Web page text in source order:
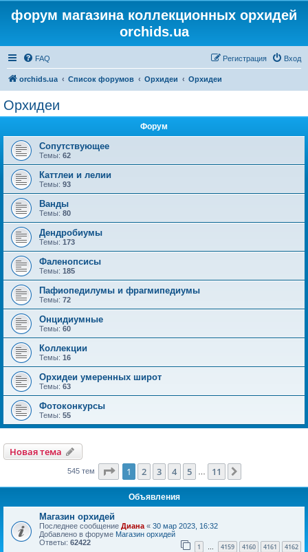
форум магазина коллекционных орхидей
orchids.ua
FAQ Вход
Регистрация
orchids.ua Список форумов Орхидеи Орхидеи
Орхидеи
Форум
Сопутствующее
Темы: 62
Каттлеи и лелии
Темы: 93
Ванды
Темы: 80
Дендробиумы
Темы: 173
Фаленопсисы
Темы: 185
Пафиопедилумы и фрагмипедиумы
Темы: 72
Онцидиумные
Темы: 60
Коллекции
Темы: 16
Орхидеи умеренных широт
Темы: 63
Фотоконкурсы
Темы: 55
Новая тема
545 тем Страница из 11
1 2 3 4 5 11
Объявления
Магазин орхидей
Последнее сообщение Диана « 30 мар 2023, 16:32
Добавлено в форуме Магазин орхидей
Ответы: 62422 1 … 4159 4160 4161 4162